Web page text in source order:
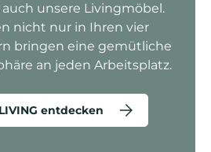
unsere Livingmöbel.
nicht nur in Ihren vier
bringen eine gemütliche
an jeden Arbeitsplatz.
entdecken